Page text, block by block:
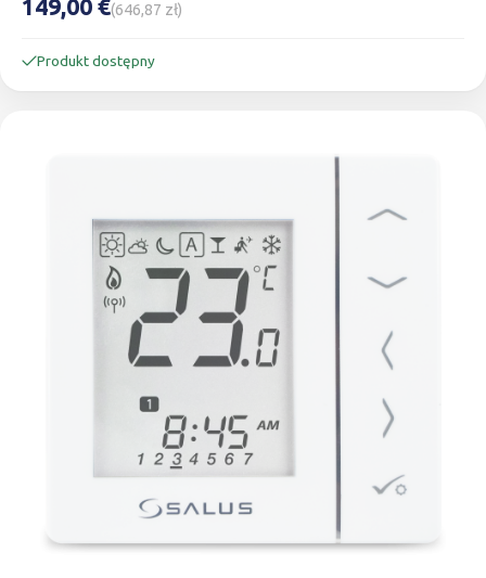
149,00 €(646,87 zł)
Produkt dostępny